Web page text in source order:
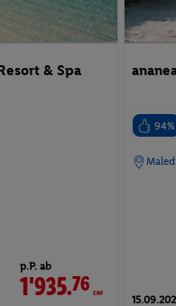
& Spa
p.P. ab
1'935.76 CHF
94%